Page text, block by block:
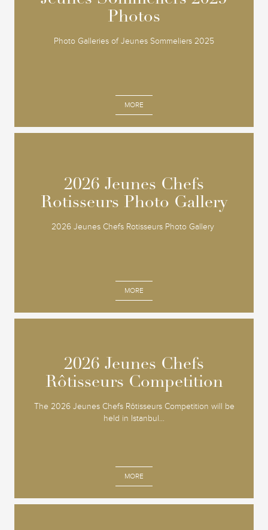
Photos
Photo Galleries of Jeunes Sommeliers 2025
MORE
Photos
2026 Jeunes Chefs
Rotisseurs Photo Gallery
2026 Jeunes Chefs Rotisseurs Photo Gallery
MORE
2026 Jeunes Chefs
Rotisseurs Photo Gallery
2026 Jeunes Chefs
Rôtisseurs Competition
The 2026 Jeunes Chefs Rôtisseurs Competition will be
held in Istanbul...
MORE
2026 Jeunes Chefs
Rôtisseurs Competition